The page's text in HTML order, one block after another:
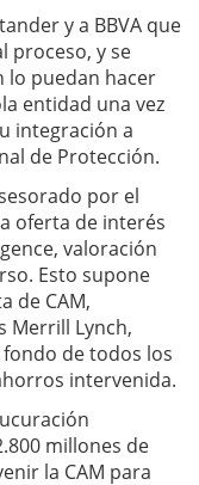
y a BBVA que
proceso, y se
lo puedan hacer
entidad una vez
integración a
de Protección.
por el
oferta de interés
valoración
Esto supone
de CAM,
Merrill Lynch,
de todos los
intervenida.
millones de
la CAM para